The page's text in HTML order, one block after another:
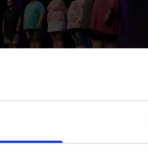
de fem deltagere, og
skridt på rejsen mod et